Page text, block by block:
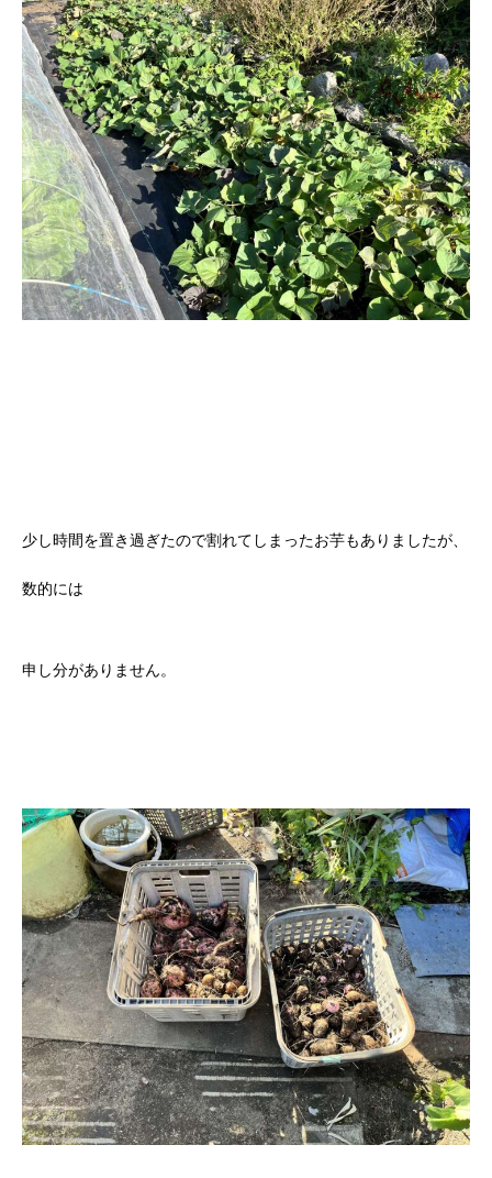
少し時間を置き過ぎたので割れてしまったお芋もありましたが、
数的には
申し分がありません。